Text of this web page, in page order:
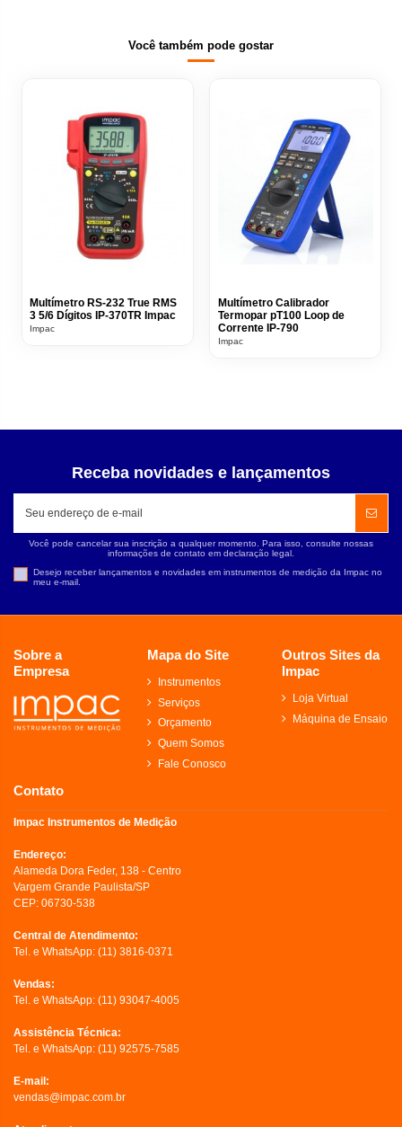
Você também pode gostar
Multímetro RS-232 True RMS
3 5/6 Dígitos IP-370TR Impac
Impac
Multímetro Calibrador
Termopar pT100 Loop de
Corrente IP-790
Impac
Receba novidades e lançamentos
Você pode cancelar sua inscrição a qualquer momento. Para isso, consulte nossas
informações de contato em declaração legal.
Desejo receber lançamentos e novidades em instrumentos de medição da Impac no
meu e-mail.
Sobre a
Empresa
Mapa do Site
Instrumentos
Serviços
Orçamento
Quem Somos
Fale Conosco
Outros Sites da
Impac
Loja Virtual
Máquina de Ensaio
Contato
Impac Instrumentos de Medição
Endereço:
Alameda Dora Feder, 138 - Centro
Vargem Grande Paulista/SP
CEP: 06730-538
Central de Atendimento:
Tel. e WhatsApp: (11) 3816-0371
Vendas:
Tel. e WhatsApp: (11) 93047-4005
Assistência Técnica:
Tel. e WhatsApp: (11) 92575-7585
E-mail:
vendas@impac.com.br